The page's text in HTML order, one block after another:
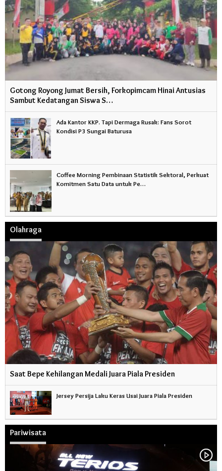
Gotong Royong Jumat Bersih, Forkopimcam Hinai Antusias
Sambut Kedatangan Siswa S…
Ada Kantor KKP. Tapi Dermaga Rusak: Fans Sorot
Kondisi P3 Sungai Baturusa
Coffee Morning Pembinaan Statistik Sektoral, Perkuat
Komitmen Satu Data untuk Pe…
Olahraga
Saat Bepe Kehilangan Medali Juara Piala Presiden
Jersey Persija Laku Keras Usai Juara Piala Presiden
Pariwisata